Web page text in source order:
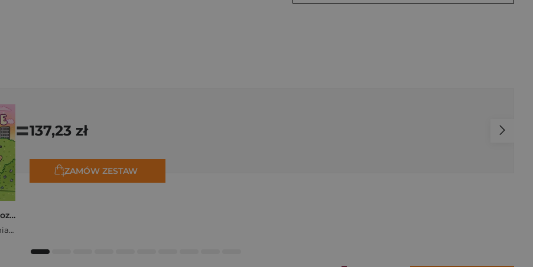
Polishcore. Nasza cozy kolorowanka
Zofia Ejsymont-Stępniak „Timka.ink”
=137,23 zł
ZAMÓW ZESTAW